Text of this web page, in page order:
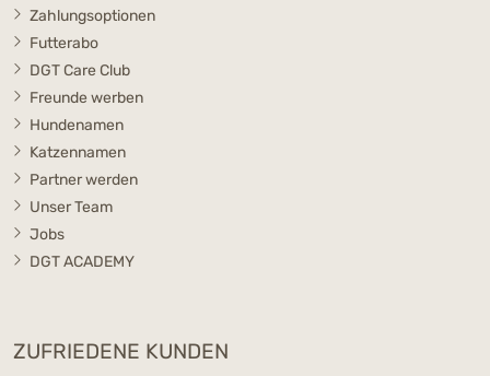
Zahlungsoptionen
Futterabo
DGT Care Club
Freunde werben
Hundenamen
Katzennamen
Partner werden
Unser Team
Jobs
DGT ACADEMY
ZUFRIEDENE KUNDEN